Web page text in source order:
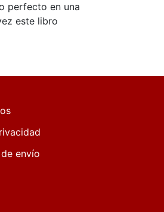
perfecto en una
este libro
envío